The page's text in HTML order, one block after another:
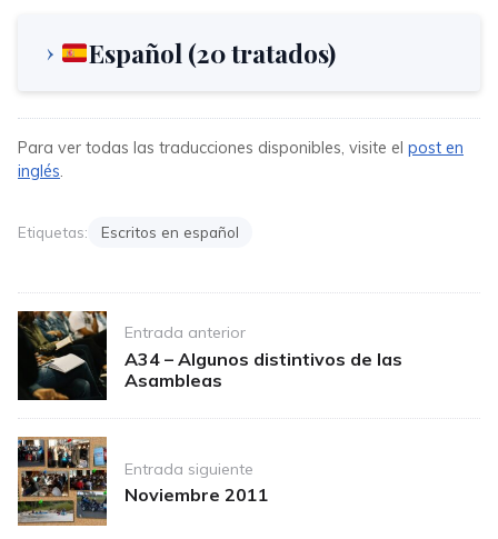
Español (20 tratados)
Para ver todas las traducciones disponibles, visite el post en
inglés.
Etiquetas: Escritos en español
Post
navigation
Entrada anterior
A34 – Algunos distintivos de las
Asambleas
Entrada siguiente
Noviembre 2011